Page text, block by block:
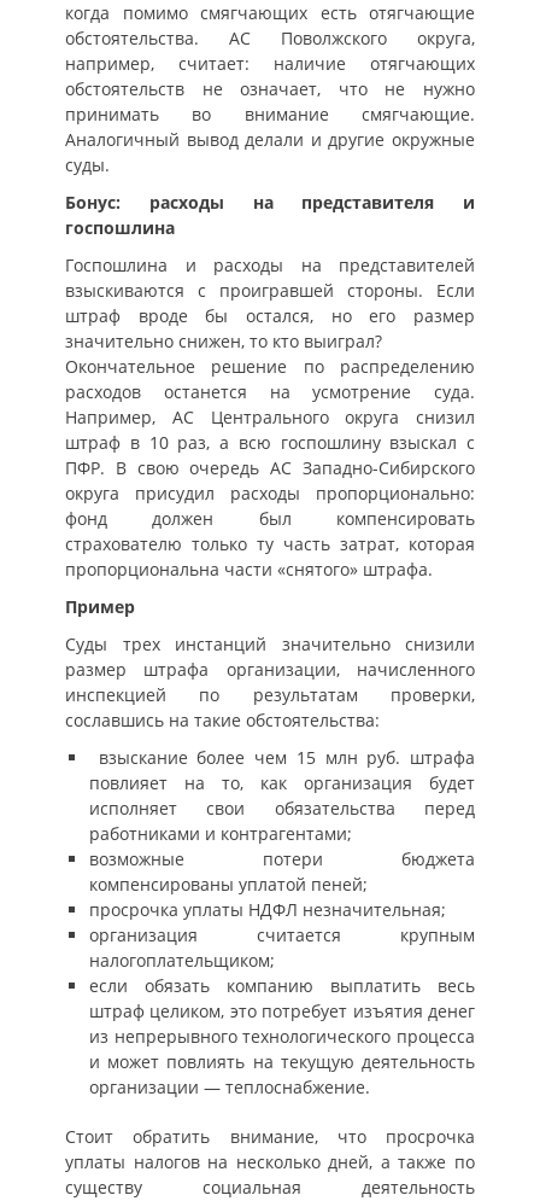
когда помимо смягчающих есть отягчающие
обстоятельства. АС Поволжского округа,
например, считает: наличие отягчающих
обстоятельств не означает, что не нужно
принимать во внимание смягчающие.
Аналогичный вывод делали и другие окружные
суды.
Бонус: расходы на представителя и
госпошлина
Госпошлина и расходы на представителей
взыскиваются с проигравшей стороны. Если
штраф вроде бы остался, но его размер
значительно снижен, то кто выиграл?
Окончательное решение по распределению
расходов останется на усмотрение суда.
Например, АС Центрального округа снизил
штраф в 10 раз, а всю госпошлину взыскал с
ПФР. В свою очередь АС Западно-Сибирского
округа присудил расходы пропорционально:
фонд должен был компенсировать
страхователю только ту часть затрат, которая
пропорциональна части «снятого» штрафа.
Пример
Суды трех инстанций значительно снизили
размер штрафа организации, начисленного
инспекцией по результатам проверки,
сославшись на такие обстоятельства:
взыскание более чем 15 млн руб. штрафа
повлияет на то, как организация будет
исполняет свои обязательства перед
работниками и контрагентами;
возможные потери бюджета
компенсированы уплатой пеней;
просрочка уплаты НДФЛ незначительная;
организация считается крупным
налогоплательщиком;
если обязать компанию выплатить весь
штраф целиком, это потребует изъятия денег
из непрерывного технологического процесса
и может повлиять на текущую деятельность
организации — теплоснабжение.
Стоит обратить внимание, что просрочка
уплаты налогов на несколько дней, а также по
существу социальная деятельность